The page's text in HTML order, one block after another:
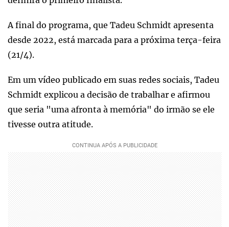
A final do programa, que Tadeu Schmidt apresenta
desde 2022, está marcada para a próxima terça-feira
(21/4).
Em um vídeo publicado em suas redes sociais, Tadeu
Schmidt explicou a decisão de trabalhar e afirmou
que seria "uma afronta à memória" do irmão se ele
tivesse outra atitude.